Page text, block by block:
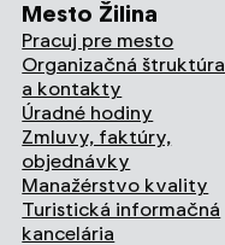
Mesto Žilina
Pracuj pre mesto
Organizačná štruktúra
a kontakty
Úradné hodiny
Zmluvy, faktúry,
objednávky
Manažérstvo kvality
Turistická informačná
kancelária